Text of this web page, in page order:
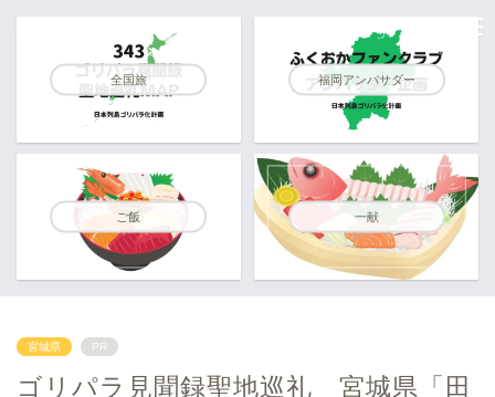
全国旅 福岡アンバサダー
ご飯 一献
宮城県 PR
ゴリパラ見聞録聖地巡礼 宮城県「田